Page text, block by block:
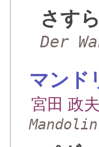
さす
Der
マンド
宮田 政